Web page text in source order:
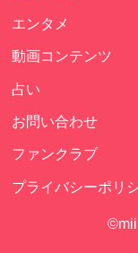
エンタメ
動画コンテンツ
占い
お問い合わせ
ファンクラブ
プライバシーポリ